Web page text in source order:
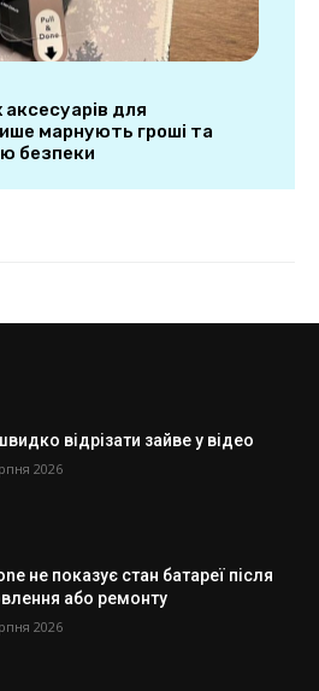
відрізати зайве у відео
2026
не показує стан батареї після
або ремонту
2026